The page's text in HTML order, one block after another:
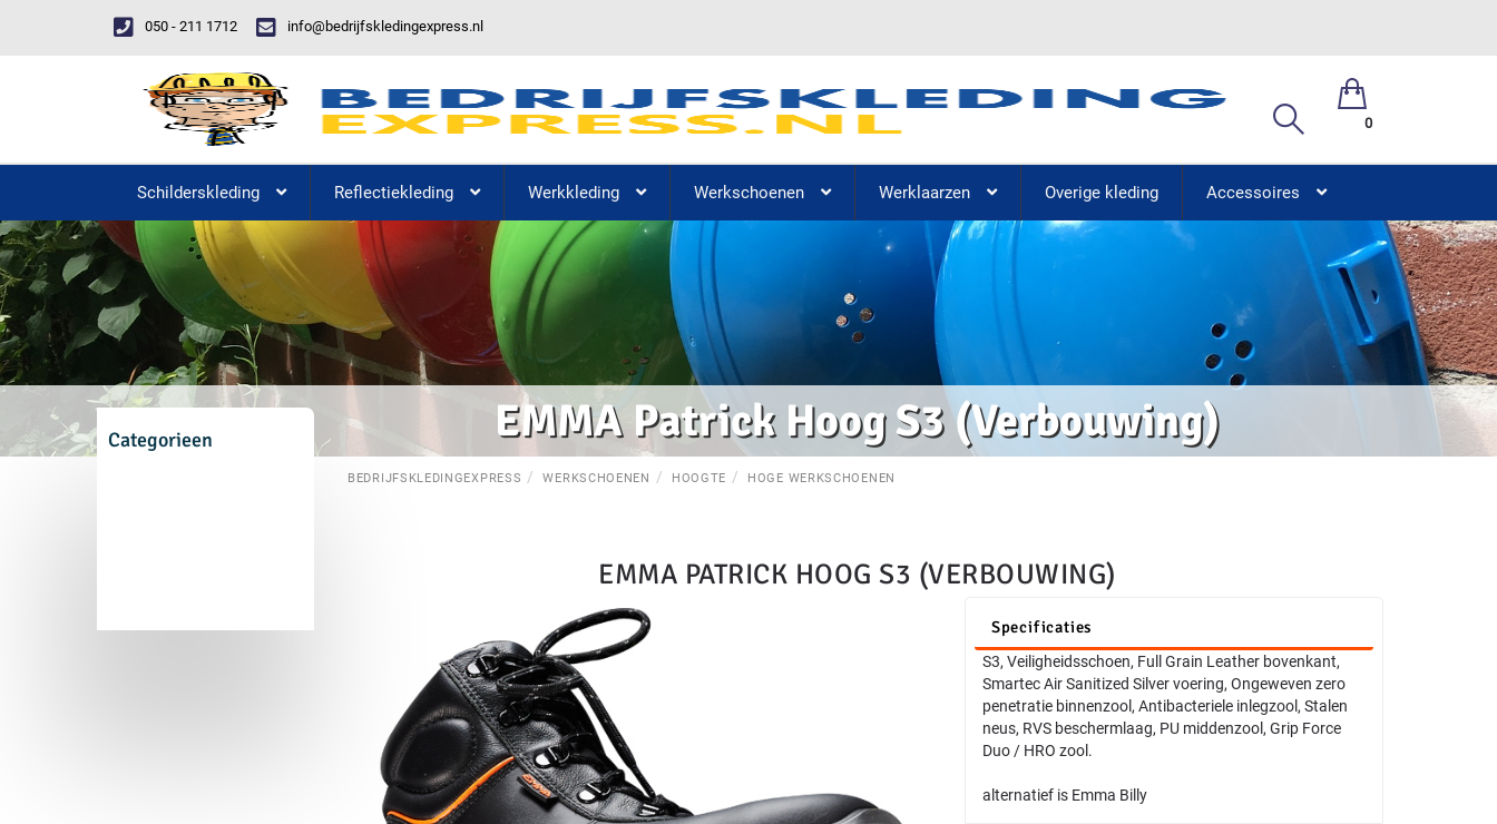
050 - 211 1712 info@bedrijfskledingexpress.nl
0
Schilderskleding Reflectiekleding Werkkleding Werkschoenen Werklaarzen Overige kleding Accessoires
EMMA Patrick Hoog S3 (Verbouwing)
BEDRIJFSKLEDINGEXPRESS WERKSCHOENEN HOOGTE HOGE WERKSCHOENEN
EMMA PATRICK HOOG S3 (VERBOUWING)
Specificaties
S3, Veiligheidsschoen, Full Grain Leather bovenkant,
Smartec Air Sanitized Silver voering, Ongeweven zero
penetratie binnenzool, Antibacteriele inlegzool, Stalen
neus, RVS beschermlaag, PU middenzool, Grip Force
Duo / HRO zool.
alternatief is Emma Billy
Categorieen